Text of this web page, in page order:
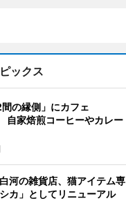
ックス
の縁側」にカフェ
自家焙煎コーヒーやカレー
河の雑貨店、猫アイテム専
カ」としてリニューアル